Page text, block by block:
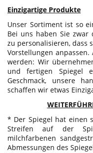
Einzigartige Produkte
Unser Sortiment ist so
Bei uns haben Sie zwar
zu personalisieren, dass
Vorstellungen
werden: Wir
und fertigen Spiegel
Geschmack, unsere
schaffen wir etwas
* Der Spiegel hat einen
Streifen auf der
milchfarbenen
Abmessungen des